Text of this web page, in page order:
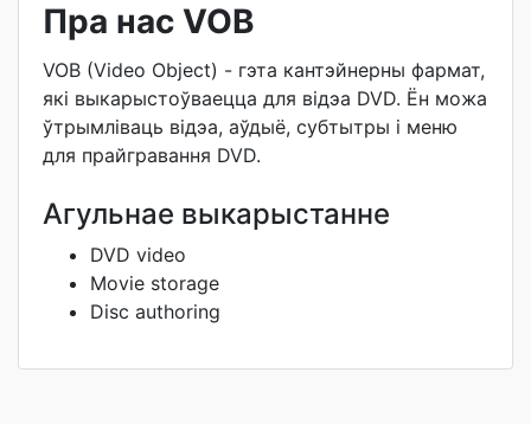
Пра нас VOB
VOB (Video Object) - гэта кантэйнерны фармат,
які выкарыстоўваецца для відэа DVD. Ён можа
ўтрымліваць відэа, аўдыё, субтытры і меню
для прайгравання DVD.
Агульнае выкарыстанне
DVD video
Movie storage
Disc authoring